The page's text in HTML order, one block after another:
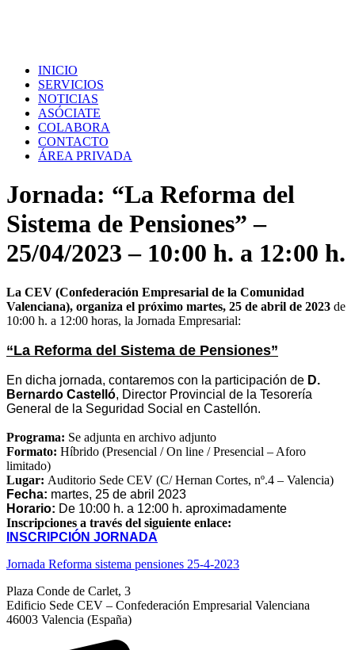
INICIO
SERVICIOS
NOTICIAS
ASÓCIATE
COLABORA
CONTACTO
ÁREA PRIVADA
Jornada: “La Reforma del
Sistema de Pensiones” –
25/04/2023 – 10:00 h. a 12:00 h.
La CEV (Confederación Empresarial de la Comunidad
Valenciana), organiza el próximo martes, 25 de abril de 2023 de
10:00 h. a 12:00 horas, la Jornada Empresarial:
“La Reforma del Sistema de Pensiones”
En dicha jornada, contaremos con la participación de D.
Bernardo Castelló, Director Provincial de la Tesorería
General de la Seguridad Social en Castellón.
Programa: Se adjunta en archivo adjunto
Formato: Híbrido (Presencial / On line / Presencial – Aforo
limitado)
Lugar: Auditorio Sede CEV (C/ Hernan Cortes, nº.4 – Valencia)
Fecha: martes, 25 de abril 2023
Horario: De 10:00 h. a 12:00 h. aproximadamente
Inscripciones a través del siguiente enlace:
INSCRIPCIÓN JORNADA
Jornada Reforma sistema pensiones 25-4-2023
Plaza Conde de Carlet, 3
Edificio Sede CEV – Confederación Empresarial Valenciana
46003 Valencia (España)